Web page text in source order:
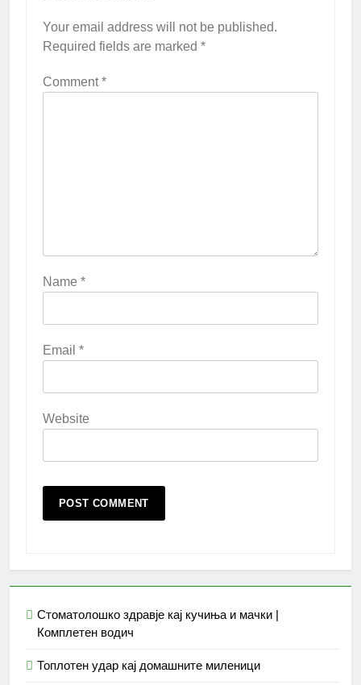
Your email address will not be published.
Required fields are marked *
Comment*
Name *
Email *
Website
Стоматолошко здравје кај кучиња и мачки |
Комплетен водич
Топлотен удар кај домашните миленици